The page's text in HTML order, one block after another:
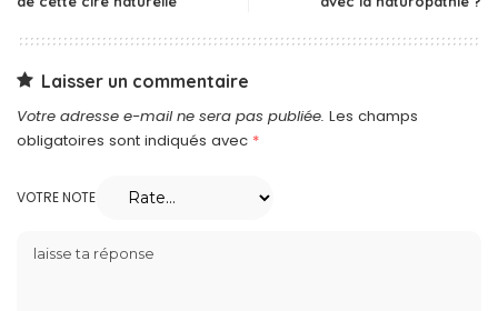
Laisser un commentaire
Votre adresse e-mail ne sera pas publiée. Les champs
obligatoires sont indiqués avec *
VOTRE NOTE